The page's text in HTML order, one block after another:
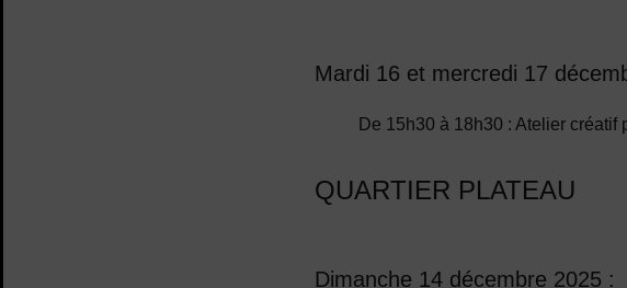
Mardi 16 et mercredi 17
De 15h30 à 18h30 : Atelier
QUARTIER PLATEAU
Dimanche 14 décembre 2025 :